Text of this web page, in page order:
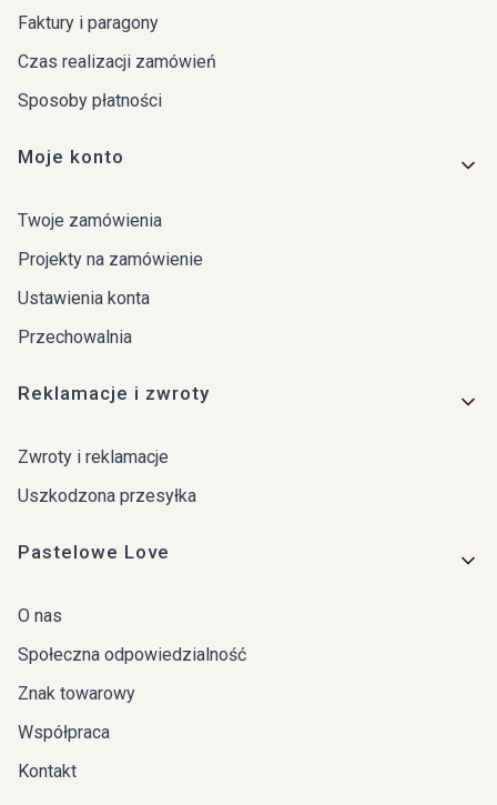
Faktury i paragony
Czas realizacji zamówień
Sposoby płatności
Moje konto
Twoje zamówienia
Projekty na zamówienie
Ustawienia konta
Przechowalnia
Reklamacje i zwroty
Zwroty i reklamacje
Uszkodzona przesyłka
Pastelowe Love
O nas
Społeczna odpowiedzialność
Znak towarowy
Współpraca
Kontakt